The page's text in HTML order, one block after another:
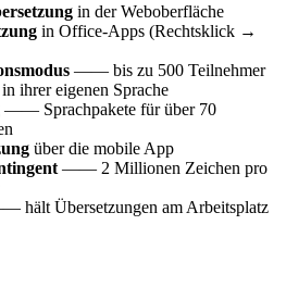
in der Weboberfläche
in Office-Apps (Rechtsklick →
—— bis zu 500 Teilnehmer
ihrer eigenen Sprache
—— Sprachpakete für über 70
über die mobile App
—— 2 Millionen Zeichen pro
hält Übersetzungen am Arbeitsplatz